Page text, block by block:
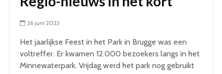
26 juni 2023
Het jaarlijkse Feest in het Park in Brugge was een
voltreffer. Er kwamen 12.000 bezoekers langs in het
Minnewaterpark. Vrijdag werd het park nog gebruikt